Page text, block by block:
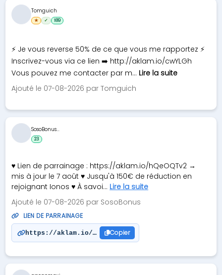
⚡ Je vous reverse 50% de ce que vous me rapportez ⚡
Inscrivez-vous via ce lien ➡️ http://aklam.io/cwYLGh
Vous pouvez me contacter par m... Lire la suite
Ajouté le 07-08-2026 par Tomguich
Tomguich
★ ✓ 189
♥ Lien de parrainage : https://aklam.io/hQeOQTv2 →
mis à jour le 7 août ♥ Jusqu'à 150€ de réduction en
rejoignant Ionos ♥ À savoi... Lire la suite
Ajouté le 07-08-2026 par SosoBonus
LIEN DE PARRAINAGE
https://aklam.io/hQeOQTv2
Copier
SosoBonus...
23